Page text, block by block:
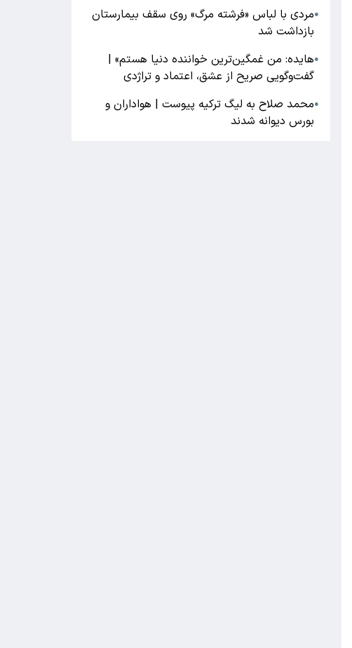
●مردی با لباس «فرشته مرگ» روی سقف بیمارستان
بازداشت شد
●هایده: من غمگین‌ترین خواننده دنیا هستم» |
گفت‌وگویی صریح از عشق، اعتماد و تراژدی
●محمد صلاح به لیگ ترکیه پیوست | هواداران و
بورس دیوانه شدند